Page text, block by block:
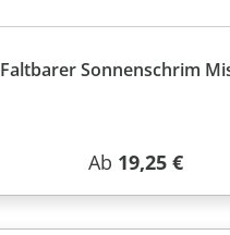
Faltbarer Sonnenschrim
Regulärer Preis:
Ab 19,25 €